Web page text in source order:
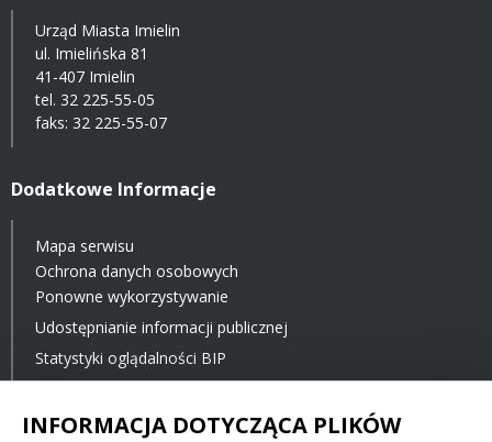
Urząd Miasta Imielin
ul. Imielińska 81
41-407 Imielin
tel. 32 225-55-05
faks: 32 225-55-07
Dodatkowe Informacje
Mapa serwisu
Ochrona danych osobowych
Ponowne wykorzystywanie
Udostępnianie informacji publicznej
Statystyki oglądalności BIP
Ostatnia aktualizacja BIP: 23.11.2021 12:00
INFORMACJA DOTYCZĄCA PLIKÓW